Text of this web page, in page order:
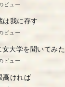
ビュー
は我に存す
ビュー
女大学を聞いてみた
ビュー
高ければ